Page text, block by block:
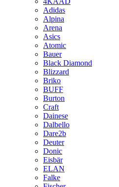
Adidas
Alpina
Arena
Asics
Atomic
Bauer
Black Diamond
Blizzard
Briko
BUFF
Burton
Craft
Dainese
Dalbello
Dare2b
Deuter
Donic
Eisbär
ELAN
Falke